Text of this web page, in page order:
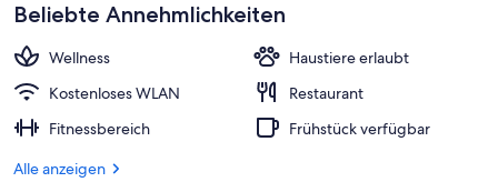
Außenbereich
Beliebte Annehmlichkeiten
Wellness
Haustiere erlaubt
Kostenloses WLAN
Restaurant
Fitnessbereich
Frühstück verfügbar
Alle anzeigen